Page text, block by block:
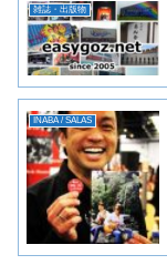
雑誌・出版物
INABA / SALAS